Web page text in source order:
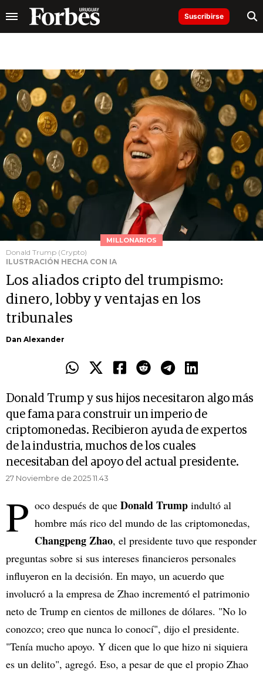
Suscribirse
MILLONARIOS
Donald Trump (Crypto)
ILUSTRACIÓN HECHA CON IA
Los aliados cripto del trumpismo:
dinero, lobby y ventajas en los
tribunales
Dan Alexander
Donald Trump y sus hijos necesitaron algo más
que fama para construir un imperio de
criptomonedas. Recibieron ayuda de expertos
de la industria, muchos de los cuales
necesitaban del apoyo del actual presidente.
27 Noviembre de 2025 11.43
P oco después de que Donald Trump indultó al
hombre más rico del mundo de las criptomonedas,
Changpeng Zhao, el presidente tuvo que responder
preguntas sobre si sus intereses financieros personales
influyeron en la decisión. En mayo, un acuerdo que
involucró a la empresa de Zhao incrementó el patrimonio
neto de Trump en cientos de millones de dólares. "No lo
conozco; creo que nunca lo conocí", dijo el presidente.
"Tenía mucho apoyo. Y dicen que lo que hizo ni siquiera
es un delito", agregó. Eso, a pesar de que el propio Zhao